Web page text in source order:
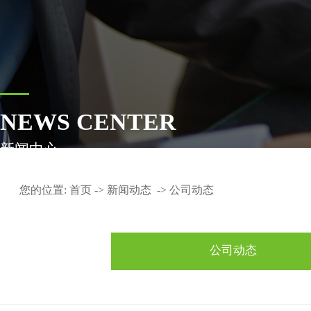
NEWS CENTER
新闻中心
您的位置: 首页 -> 新闻动态 -> 公司动态
公司动态